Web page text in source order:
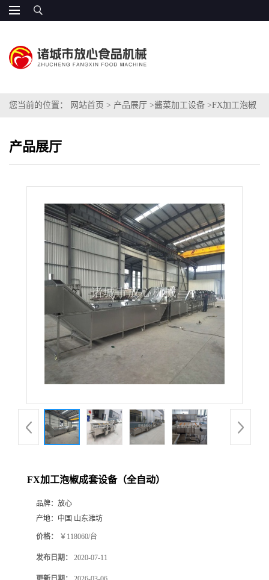
您当前的位置： 网站首页 > 产品展厅 >酱菜加工设备 >FX加工泡椒
产品展厅
FX加工泡椒成套设备（全自动）
品牌： 放心
产地： 中国 山东潍坊
价格： ￥118060/台
发布日期： 2020-07-11